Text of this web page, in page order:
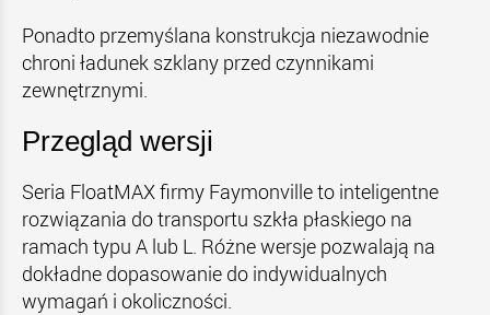
Ponadto przemyślana konstrukcja niezawodnie
chroni ładunek szklany przed czynnikami
zewnętrznymi.
Przegląd wersji
Seria FloatMAX firmy Faymonville to inteligentne
rozwiązania do transportu szkła płaskiego na
ramach typu A lub L. Różne wersje pozwalają na
dokładne dopasowanie do indywidualnych
wymagań i okoliczności.